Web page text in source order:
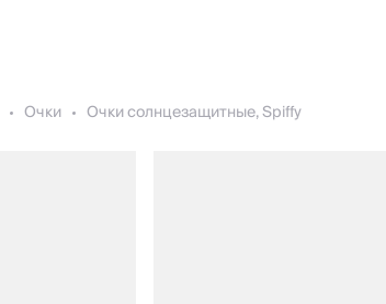
Очки Очки солнцезащитные, Spiffy